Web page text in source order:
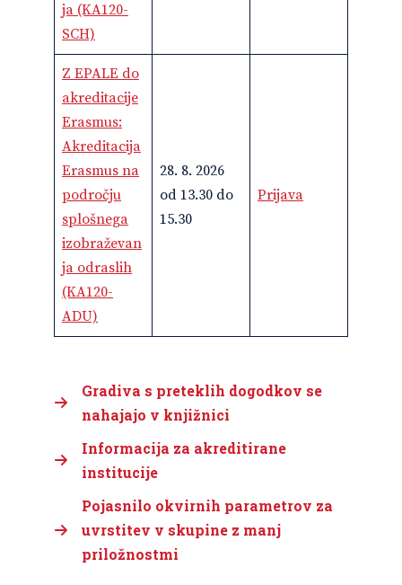
ja (KA120-
SCH)
Z EPALE do
akreditacije
Erasmus:
Akreditacija
Erasmus na
področju
splošnega
izobraževan
ja odraslih
(KA120-
ADU)
28. 8. 2026
od 13.30 do
15.30
Prijava
Gradiva s preteklih dogodkov se
nahajajo v knjižnici
Informacija za akreditirane
institucije
Pojasnilo okvirnih parametrov za
uvrstitev v skupine z manj
priložnostmi